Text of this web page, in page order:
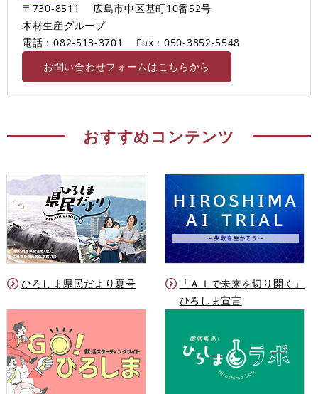
〒730-8511
広島市中区基町10番52号
木材生産グループ
電話：082-513-3701
Fax：050-3852-5548
お問い合わせフォームはこちらから
おすすめコンテンツ
ひろしま県民だより夏号
「ＡＩで未来を切り開く」
ひろしま宣言